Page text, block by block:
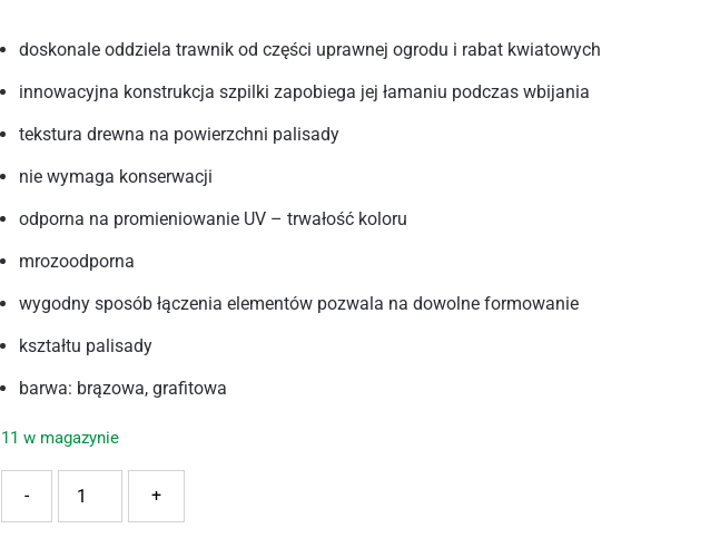
doskonale oddziela trawnik od części uprawnej ogrodu i rabat kwiatowych
innowacyjna konstrukcja szpilki zapobiega jej łamaniu podczas wbijania
tekstura drewna na powierzchni palisady
nie wymaga konserwacji
odporna na promieniowanie UV – trwałość koloru
mrozoodporna
wygodny sposób łączenia elementów pozwala na dowolne formowanie
kształtu palisady
barwa: brązowa, grafitowa
11 w magazynie
+
-